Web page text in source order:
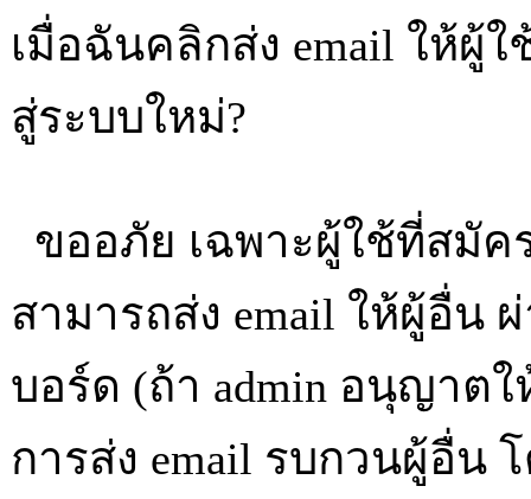
เมื่อฉันคลิกส่ง email ให้ผู้
สู่ระบบใหม่?
ขออภัย เฉพาะผู้ใช้ที่สมั
สามารถส่ง email ให้ผู้อื่น
บอร์ด (ถ้า admin อนุญาต
การส่ง email รบกวนผู้อื่น